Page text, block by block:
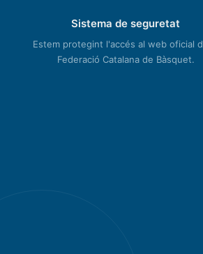
Sistema de seguretat
Estem protegint l'accés al web oficial
Federació Catalana de Bàsquet.